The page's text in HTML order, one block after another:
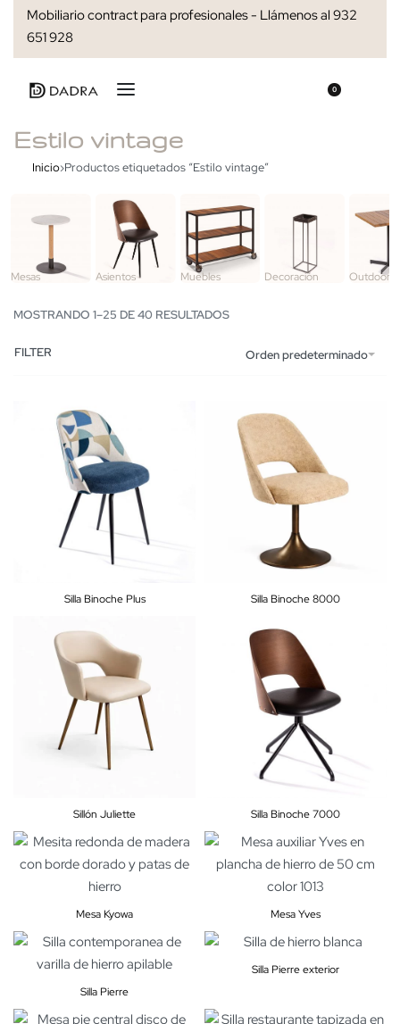
Mobiliario contract para profesionales - Llámenos al 932
651 928
0
Estilo vintage
Inicio›Productos etiquetados “Estilo vintage”
Mesas Asientos Muebles Decoración Outdoor
MOSTRANDO 1–25 DE 40 RESULTADOS
Orden predeterminado
FILTER
Silla Binoche Plus Silla Binoche 8000
Sillón Juliette Silla Binoche 7000
Mesa Kyowa Mesa Yves
Silla Pierre
Silla Pierre exterior